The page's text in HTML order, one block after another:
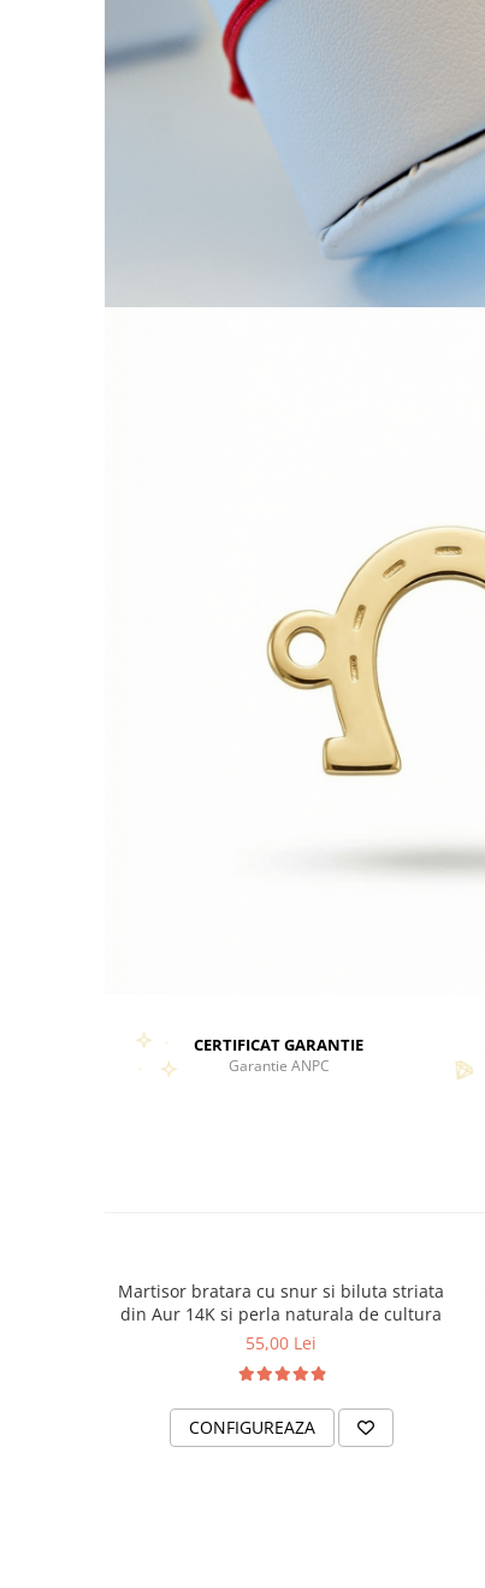
CERTIFICAT GARANTIE
Garantie ANPC
Martisor bratara cu snur si biluta striata
din Aur 14K si perla naturala de cultura
55,00 Lei
CONFIGUREAZA